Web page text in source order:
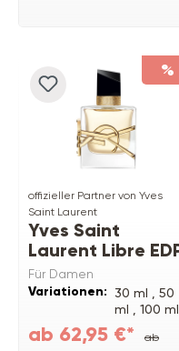
%
offizieller Partner von Yves
Saint Laurent
Yves Saint
Laurent Libre
Für Damen
Variationen: 30 ml , 50
ml , 100 ml
Refill ,
ml
ab 62,95 €*
ab